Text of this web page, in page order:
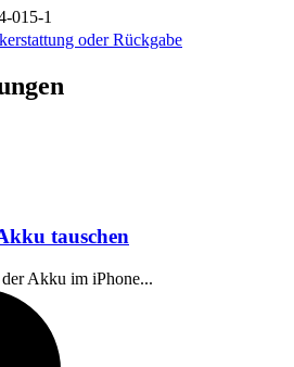
015-1
oder Rückgabe
tauschen
Akku im iPhone...